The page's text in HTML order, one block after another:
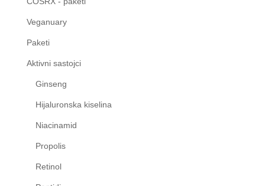
Veganuary
Paketi
Aktivni sastojci
Ginseng
Hijaluronska kiselina
Niacinamid
Propolis
Retinol